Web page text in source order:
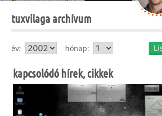
tuxvilaga archívum
év: hónap:
kapcsolódó hírek, cikkek